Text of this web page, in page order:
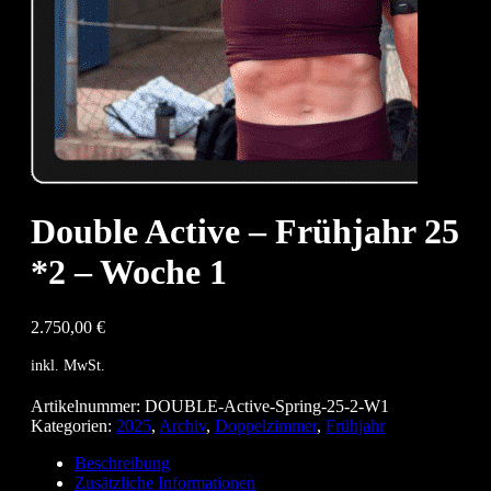
Double Active – Frühjahr 25
*2 – Woche 1
2.750,00 €
inkl. MwSt.
Artikelnummer: DOUBLE-Active-Spring-25-2-W1
Kategorien: 2025, Archiv, Doppelzimmer, Frühjahr
Beschreibung
Zusätzliche Informationen